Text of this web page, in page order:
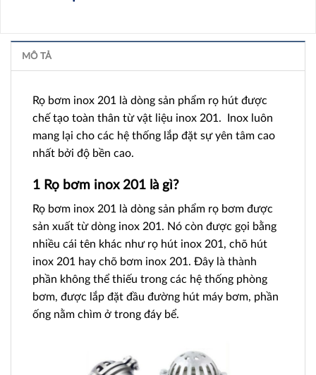
MÔ TẢ
Rọ bơm inox 201 là dòng sản phẩm rọ hút được
chế tạo toàn thân từ vật liệu inox 201. Inox luôn
mang lại cho các hệ thống lắp đặt sự yên tâm cao
nhất bởi độ bền cao.
1 Rọ bơm inox 201 là gì?
Rọ bơm inox 201 là dòng sản phẩm rọ bơm được
sản xuất từ dòng inox 201. Nó còn được gọi bằng
nhiều cái tên khác như rọ hút inox 201, chõ hút
inox 201 hay chõ bơm inox 201. Đây là thành
phần không thể thiếu trong các hệ thống phòng
bơm, được lắp đặt đầu đường hút máy bơm, phần
ống nằm chìm ở trong đáy bể.